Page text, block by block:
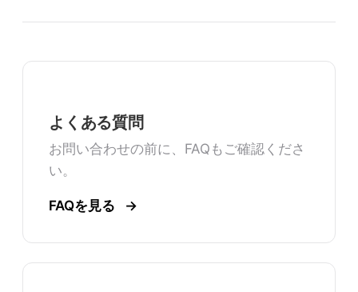
よくある質問
お問い合わせの前に、FAQもご確認くださ
い。
FAQを見る